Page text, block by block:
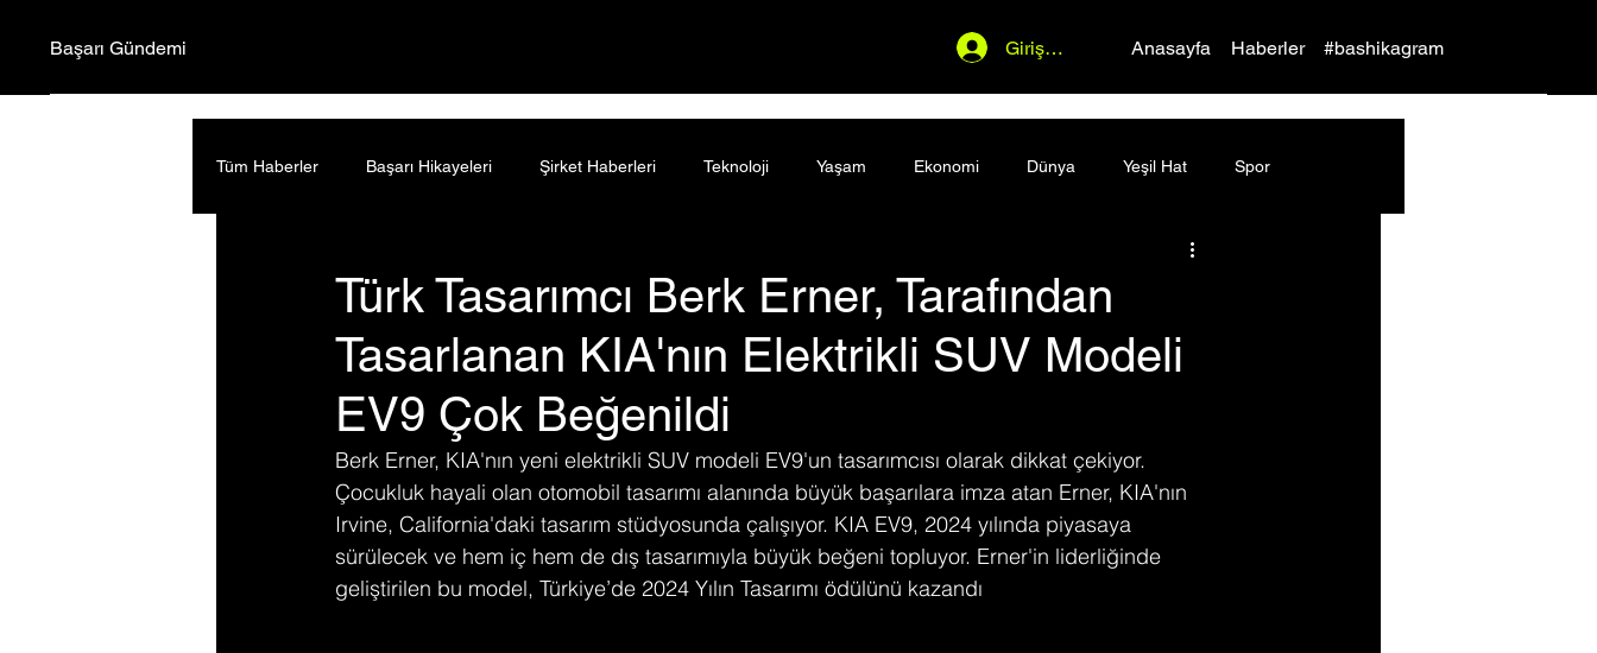
Başarı Gündemi Anasayfa Haberler #bashikagram
Giriş Yap
Tüm Haberler Başarı Hikayeleri Şirket Haberleri Teknoloji Yaşam Ekonomi Dünya Yeşil Hat Spor
Türk Tasarımcı Berk Erner, Tarafından
Tasarlanan KIA'nın Elektrikli SUV Modeli
EV9 Çok Beğenildi
Berk Erner, KIA'nın yeni elektrikli SUV modeli EV9'un tasarımcısı olarak dikkat çekiyor.
Çocukluk hayali olan otomobil tasarımı alanında büyük başarılara imza atan Erner, KIA'nın
Irvine, California'daki tasarım stüdyosunda çalışıyor. KIA EV9, 2024 yılında piyasaya
sürülecek ve hem iç hem de dış tasarımıyla büyük beğeni topluyor. Erner'in liderliğinde
geliştirilen bu model, Türkiye’de 2024 Yılın Tasarımı ödülünü kazandı